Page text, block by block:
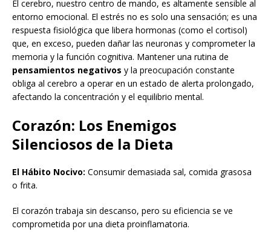
El cerebro, nuestro centro de mando, es altamente sensible al
entorno emocional. El estrés no es solo una sensación; es una
respuesta fisiológica que libera hormonas (como el cortisol)
que, en exceso, pueden dañar las neuronas y comprometer la
memoria y la función cognitiva. Mantener una rutina de
pensamientos negativos y la preocupación constante
obliga al cerebro a operar en un estado de alerta prolongado,
afectando la concentración y el equilibrio mental.
Corazón: Los Enemigos
Silenciosos de la Dieta
El Hábito Nocivo: Consumir demasiada sal, comida grasosa
o frita.
El corazón trabaja sin descanso, pero su eficiencia se ve
comprometida por una dieta proinflamatoria.